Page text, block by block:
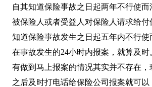
自其知道保险事故之日起两年不行使
被保险人或者受益人对保险人请求给付
知道保险事故发生之日起五年内不行使
在事故发生的24小时内报案，就算及
有做到马上报案的情况其实并不存在，
之后及时打电话给保险公司报案就可